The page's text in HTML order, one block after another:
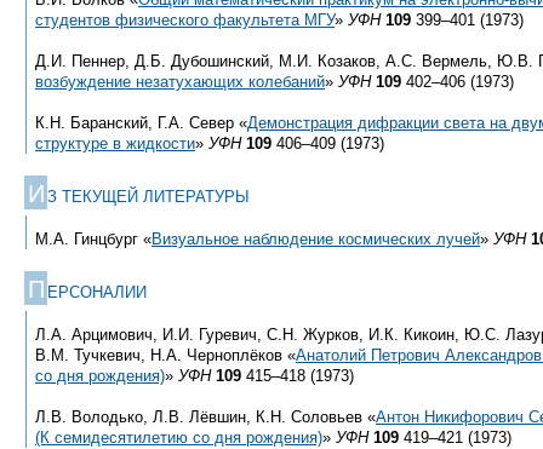
студентов физического факультета МГУ» УФН 109 399–401 (1973)
Д.И. Пеннер, Д.Б. Дубошинский, М.И. Козаков, А.С. Вермель, Ю.В.
возбуждение незатухающих колебаний» УФН 109 402–406 (1973)
К.Н. Баранский, Г.А. Север «Демонстрация дифракции света на
структуре в жидкости» УФН 109 406–409 (1973)
И З ТЕКУЩЕЙ ЛИТЕРАТУРЫ
М.А. Гинцбург «Визуальное наблюдение космических лучей» УФН
П ЕРСОНАЛИИ
Л.А. Арцимович, И.И. Гуревич, С.Н. Журков, И.К. Кикоин, Ю.С.
В.М. Тучкевич, Н.А. Черноплёков «Анатолий Петрович
со дня рождения)» УФН 109 415–418 (1973)
Л.В. Володько, Л.В. Лёвшин, К.Н. Соловьев «Антон Никифорович
(К семидесятилетию со дня рождения)» УФН 109 419–421 (1973)